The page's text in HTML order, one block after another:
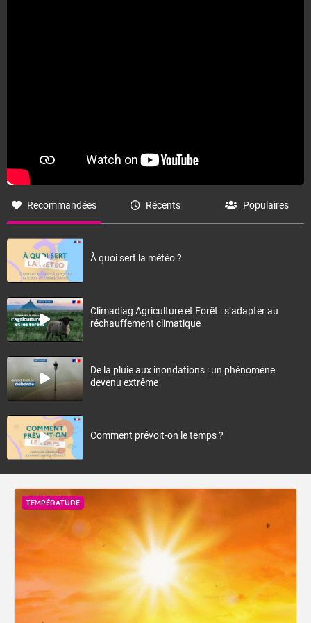
Recommandées Récents Populaires
À quoi sert la météo ?
Climadiag Agriculture et Forêt : s’adapter au
réchauffement climatique
De la pluie aux inondations : un phénomène
devenu extrême
Comment prévoit-on le temps ?
TEMPÉRATURE